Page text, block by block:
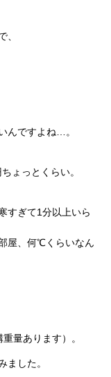
、
んですよね…。
ょっとくらい。
すぎて1分以上いら
屋、何℃くらいなん
量あります）。
ました。